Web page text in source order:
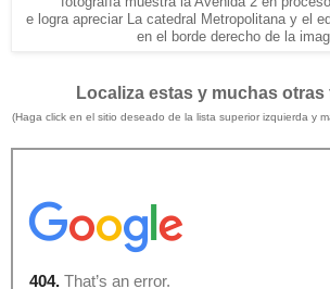
e logra apreciar La catedral Metropolitana y el
en el borde derecho de la
Localiza estas y muchas
(Haga click en el sitio deseado de la lista superior izquierda y